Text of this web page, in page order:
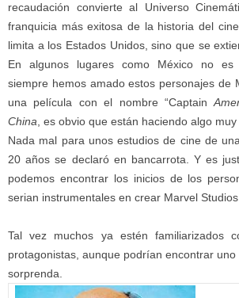
recaudación convierte al Universo
franquicia más exitosa de la historia del
limita a los Estados Unidos, sino que se
En algunos lugares como México no es
siempre hemos amado estos personajes de
una película con el nombre “Captain
China , es obvio que están haciendo algo muy
Nada mal para unos estudios de cine de
20 años se declaró en bancarrota. Y es
podemos encontrar los inicios de los
serian instrumentales en crear Marvel Studios.
Tal vez muchos ya estén familiarizados
protagonistas, aunque podrían encontrar
sorprenda.